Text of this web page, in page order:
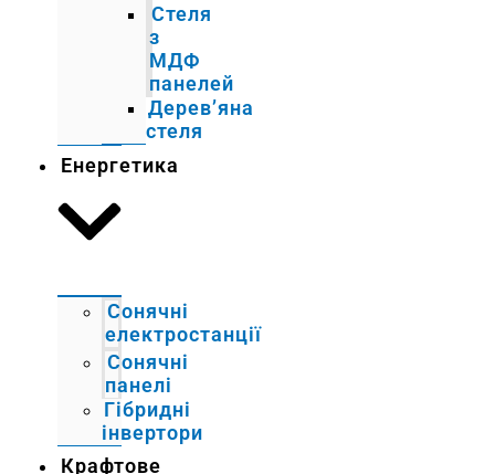
Стеля
з
МДФ
панелей
Дерев’яна
стеля
Енергетика
Сонячні
електростанції
Сонячні
панелі
Гібридні
інвертори
Крафтове